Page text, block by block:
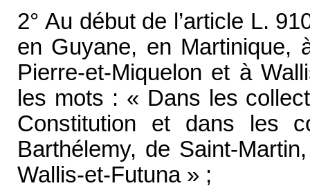
2° Au début de l’article L.
en Guyane, en Martinique,
Pierre-et-Miquelon et à
les mots : « Dans les
Constitution et dans les
Barthélemy, de Saint-
Wallis-et-Futuna » ;